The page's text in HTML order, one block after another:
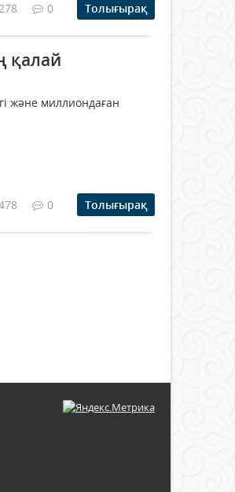
0 Толығырақ
қалай
және миллиондаған
0 Толығырақ